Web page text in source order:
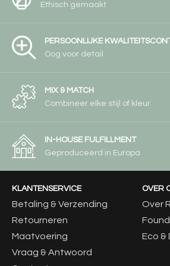
Ethisch gemaakt
PERSOONLIJKE
Oog voor detail
MIX & MATCH
Combineer elke stijl of kleur
IN-HOUSE FULFILLMENT
Geproduceerd in Europa
KLANTENSERVICE
Betaling & Verzending
Retourneren
Maatvoering
Vraag & Antwoord
OVER
Over
Eco &